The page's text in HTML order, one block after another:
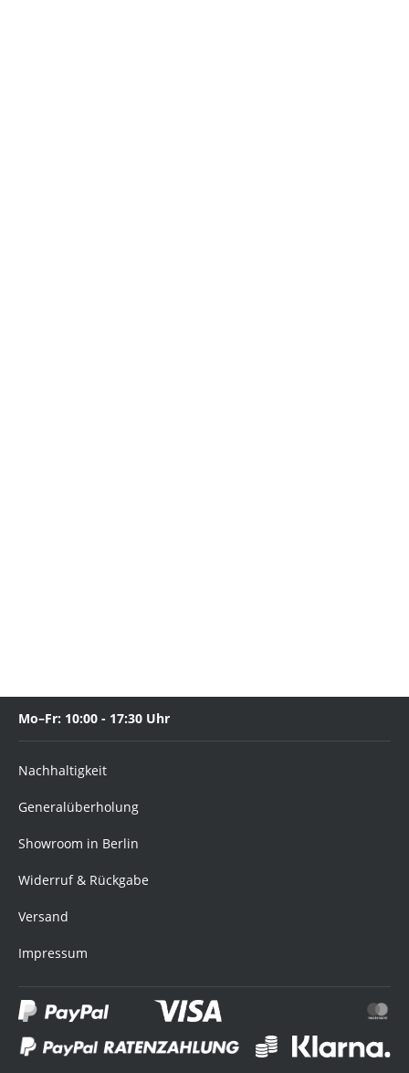
Mo–Fr: 10:00 - 17:30 Uhr
Nachhaltigkeit
Generalüberholung
Showroom in Berlin
Widerruf & Rückgabe
Versand
Impressum